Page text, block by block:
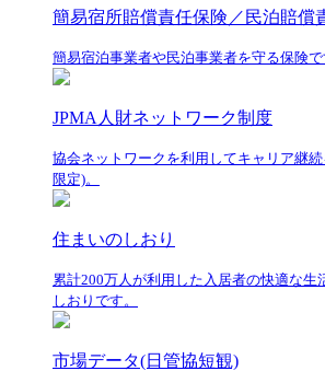
簡易宿所賠償責任保険／民泊賠償
簡易宿泊事業者や民泊事業者を守る保険で
JPMA人財ネットワーク制度
協会ネットワークを利用してキャリア継
限定)。
住まいのしおり
累計200万人が利用した入居者の快適な生
しおりです。
市場データ(日管協短観)